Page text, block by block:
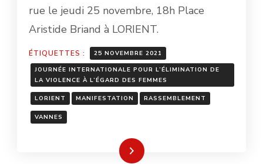
rue le jeudi 25 novembre, 18h Place
Aristide Briand à LORIENT.
ÉTIQUETTES :
25 NOVEMBRE 2021
JOURNÉE INTERNATIONALE POUR L’ÉLIMINATION DE
LA VIOLENCE À L’ÉGARD DES FEMMES
LORIENT MANIFESTATION RASSEMBLEMENT
VANNES
Lire la suite